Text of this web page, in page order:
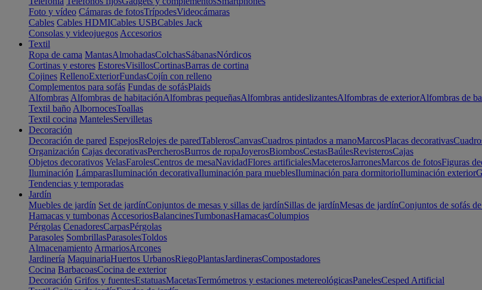
Foto y vídeo Cámaras de fotosTrípodesVideocámaras
Cables Cables HDMICables USBCables Jack
Consolas y videojuegos Accesorios
Textil
Ropa de cama MantasAlmohadasColchasSábanasNórdicos
Cortinas y estores EstoresVisillosCortinasBarras de cortina
Cojines RellenoExteriorFundasCojín con relleno
Complementos para sofás Fundas de sofásPlaids
Alfombras Alfombras de habitaciónAlfombras pequeñasAlfombras antideslizantesAlfombras de exteriorAlfombras de
Textil baño AlbornocesToallas
Textil cocina MantelesServilletas
Decoración
Decoración de pared EspejosRelojes de paredTablerosCanvasCuadros pintados a manoMarcosPlacas decorativas
Organización Cajas decorativasPercherosBurros de ropaJoyerosBiombosCestasBaúlesRevisterosCajas
Objetos decorativos VelasFarolesCentros de mesaNavidadFlores artificialesMaceterosJarronesMarcos de fotosFiguras
Iluminación LámparasIluminación decorativaIluminación para mueblesIluminación para dormitorioIluminación exterior
Tendencias y temporadas
Jardín
Muebles de jardín Set de jardínConjuntos de mesas y sillas de jardínSillas de jardínMesas de jardínConjuntos de sofás
Hamacas y tumbonas AccesoriosBalancinesTumbonasHamacasColumpios
Pérgolas CenadoresCarpasPérgolas
Parasoles SombrillasParasolesToldos
Almacenamiento ArmariosArcones
Jardinería MaquinariaHuertos UrbanosRiegoPlantasJardinerasCompostadores
Cocina BarbacoasCocina de exterior
Decoración Grifos y fuentesEstatuasMacetasTermómetros y estaciones metereológicasPanelesCesped Artificial